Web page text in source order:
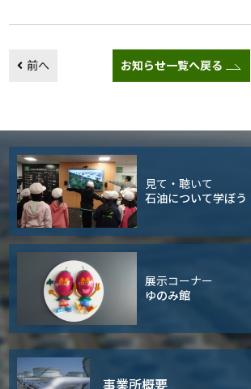
前へ お知らせ一覧へ戻る
見て・聴いて
石油について学ぼう
展示コーナー
ゆのみ館
事業所概要